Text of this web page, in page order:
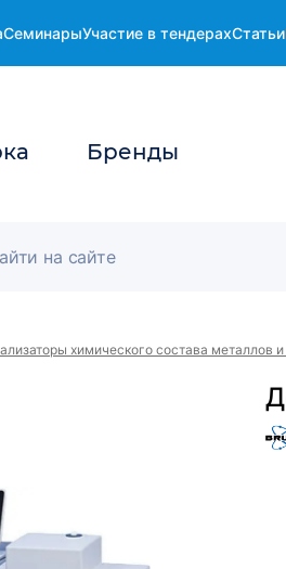
СеминарыУчастие в тендерахСтатьи
Бренды
химического состава металлов